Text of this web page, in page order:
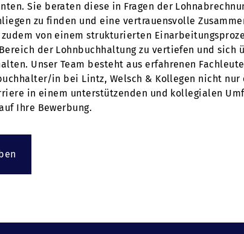
Sie beraten diese in Fragen der
zu finden und eine vertrauensvolle
von einem strukturierten
der Lohnbuchhaltung zu vertiefen und
Unser Team besteht aus erfahrenen
in bei Lintz, Welsch & Kollegen nicht
in einem unterstützenden und kollegialen
Ihre Bewerbung.